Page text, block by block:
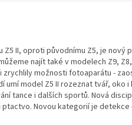
II, oproti původnímu Z5, je nový
najít také v modelech Z9,
zrychlily možnosti fotoaparátu -
model Z5 II rozeznat tvář, oko i
tance i dalších sportů. Nová
Novou kategorií je detekce